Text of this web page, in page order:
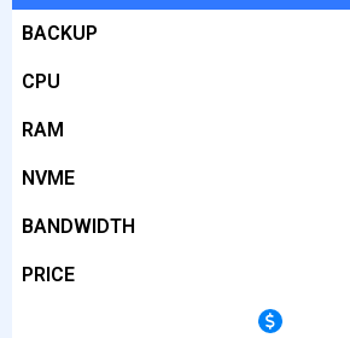
BACKUP
CPU
RAM
NVME
BANDWIDTH
PRICE